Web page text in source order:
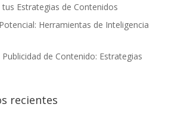
Estrategias de Contenidos
Herramientas de Inteligencia
de Contenido: Estrategias
recientes